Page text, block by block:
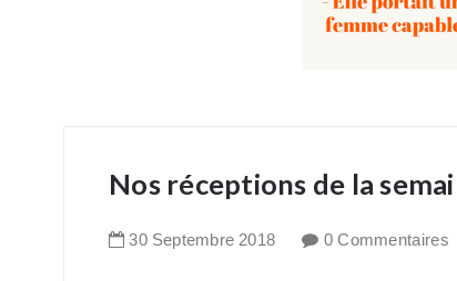
Nos réceptions de la
30 Septembre 2018 0 Commentaires